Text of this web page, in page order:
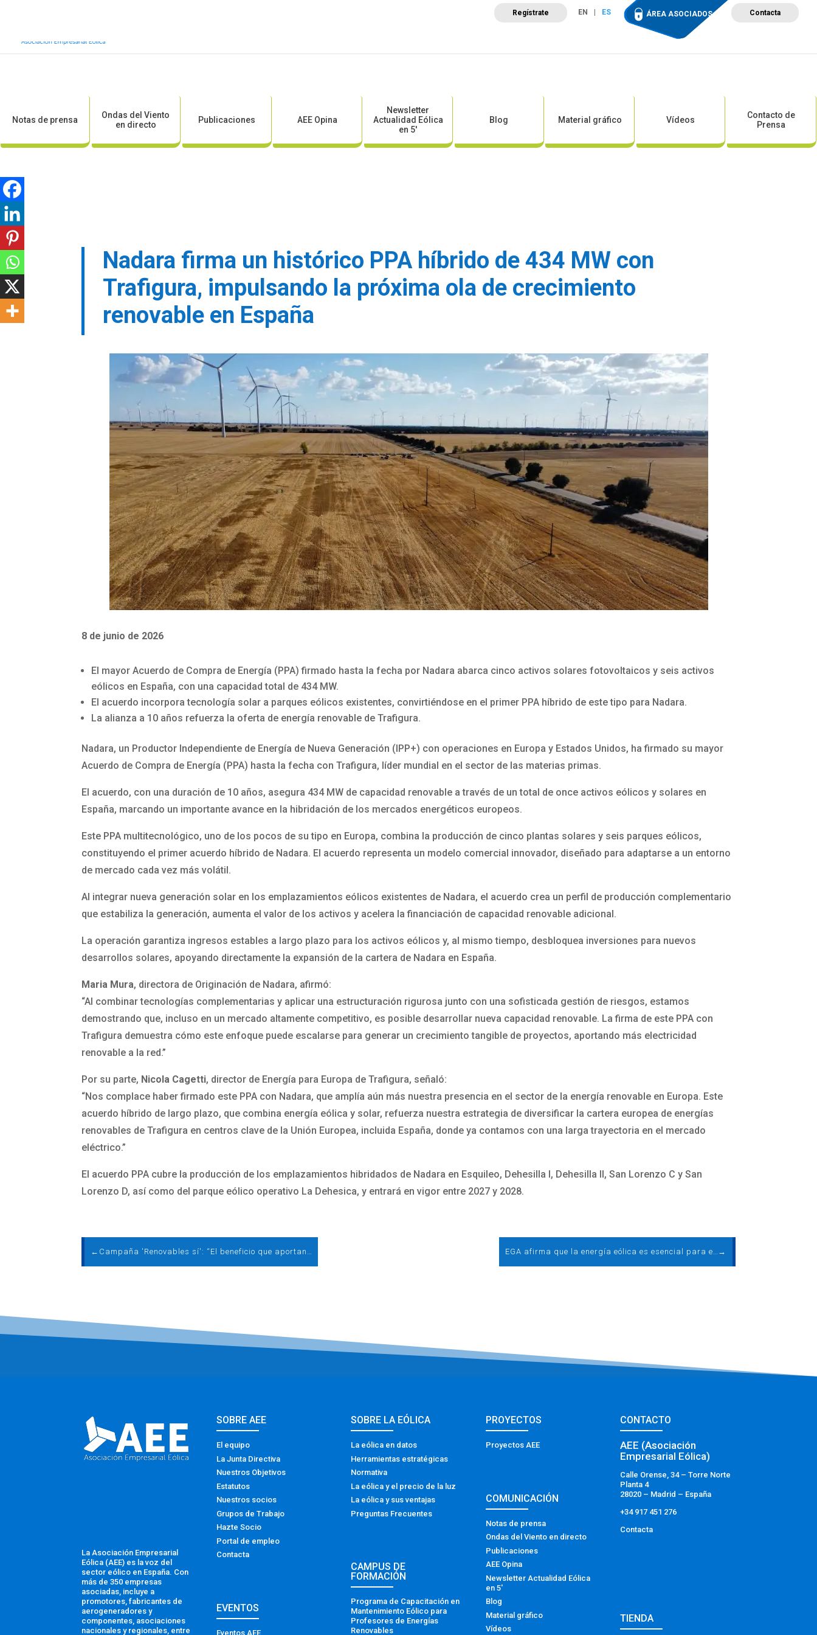
Regístrate EN ES ÁREA ASOCIADOS Contacta
Campus de Formación
Notas de prensa
Ondas del Viento
en directo
Publicaciones AEE Opina
Newsletter
Actualidad Eólica
en 5′
Blog Material gráfico Vídeos
Contacto de
Prensa
Nadara firma un histórico PPA híbrido de 434 MW con
Trafigura, impulsando la próxima ola de crecimiento
renovable en España
8 de junio de 2026
El mayor Acuerdo de Compra de Energía (PPA) firmado hasta la fecha por Nadara abarca cinco activos solares fotovoltaicos y seis activos
eólicos en España, con una capacidad total de 434 MW.
El acuerdo incorpora tecnología solar a parques eólicos existentes, convirtiéndose en el primer PPA híbrido de este tipo para Nadara.
La alianza a 10 años refuerza la oferta de energía renovable de Trafigura.
Nadara, un Productor Independiente de Energía de Nueva Generación (IPP+) con operaciones en Europa y Estados Unidos, ha firmado su mayor
Acuerdo de Compra de Energía (PPA) hasta la fecha con Trafigura, líder mundial en el sector de las materias primas.
El acuerdo, con una duración de 10 años, asegura 434 MW de capacidad renovable a través de un total de once activos eólicos y solares en
España, marcando un importante avance en la hibridación de los mercados energéticos europeos.
Este PPA multitecnológico, uno de los pocos de su tipo en Europa, combina la producción de cinco plantas solares y seis parques eólicos,
constituyendo el primer acuerdo híbrido de Nadara. El acuerdo representa un modelo comercial innovador, diseñado para adaptarse a un entorno
de mercado cada vez más volátil.
Al integrar nueva generación solar en los emplazamientos eólicos existentes de Nadara, el acuerdo crea un perfil de producción complementario
que estabiliza la generación, aumenta el valor de los activos y acelera la financiación de capacidad renovable adicional.
La operación garantiza ingresos estables a largo plazo para los activos eólicos y, al mismo tiempo, desbloquea inversiones para nuevos
desarrollos solares, apoyando directamente la expansión de la cartera de Nadara en España.
Maria Mura, directora de Originación de Nadara, afirmó:
“Al combinar tecnologías complementarias y aplicar una estructuración rigurosa junto con una sofisticada gestión de riesgos, estamos
demostrando que, incluso en un mercado altamente competitivo, es posible desarrollar nueva capacidad renovable. La firma de este PPA con
Trafigura demuestra cómo este enfoque puede escalarse para generar un crecimiento tangible de proyectos, aportando más electricidad
renovable a la red.”
Por su parte, Nicola Cagetti, director de Energía para Europa de Trafigura, señaló:
“Nos complace haber firmado este PPA con Nadara, que amplía aún más nuestra presencia en el sector de la energía renovable en Europa. Este
acuerdo híbrido de largo plazo, que combina energía eólica y solar, refuerza nuestra estrategia de diversificar la cartera europea de energías
renovables de Trafigura en centros clave de la Unión Europea, incluida España, donde ya contamos con una larga trayectoria en el mercado
eléctrico.”
El acuerdo PPA cubre la producción de los emplazamientos hibridados de Nadara en Esquileo, Dehesilla I, Dehesilla II, San Lorenzo C y San
Lorenzo D, así como del parque eólico operativo La Dehesica, y entrará en vigor entre 2027 y 2028.
← Campaña 'Renovables sí': “El beneficio que aportan las renovables es superior al impacto que producen” EGA afirma que la energía eólica es esencial para el medio ambiente y la propia vida →
La Asociación Empresarial
Eólica (AEE) es la voz del
sector eólico en España. Con
más de 350 empresas
asociadas, incluye a
promotores, fabricantes de
aerogeneradores y
componentes, asociaciones
nacionales y regionales, entre
SOBRE AEE
El equipo
La Junta Directiva
Nuestros Objetivos
Estatutos
Nuestros socios
Grupos de Trabajo
Hazte Socio
Portal de empleo
Contacta
EVENTOS
Eventos AEE
SOBRE LA EÓLICA
La eólica en datos
Herramientas estratégicas
Normativa
La eólica y el precio de la luz
La eólica y sus ventajas
Preguntas Frecuentes
CAMPUS DE
FORMACIÓN
Programa de Capacitación en
Mantenimiento Eólico para
Profesores de Energías
Renovables
PROYECTOS
Proyectos AEE
COMUNICACIÓN
Notas de prensa
Ondas del Viento en directo
Publicaciones
AEE Opina
Newsletter Actualidad Eólica
en 5′
Blog
Material gráfico
Vídeos
CONTACTO
AEE (Asociación
Empresarial Eólica)
Calle Orense, 34 – Torre Norte
Planta 4
28020 – Madrid – España
+34 917 451 276
Contacta
TIENDA